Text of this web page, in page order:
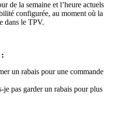
de la semaine et l’heure actuels
configurée, au moment où la
dans le TPV.
:
un rabais pour une commande
je pas garder un rabais pour plus